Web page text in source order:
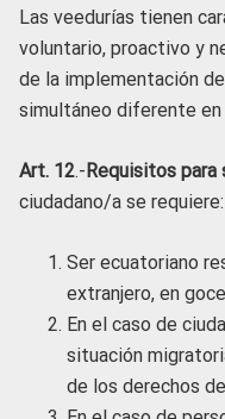
Las veedurías tienen
voluntario, proactivo y
de la implementación
simultáneo diferente
Art. 12.-Requisitos para
ciudadano/a se requiere:
Ser ecuatoriano
extranjero, en
En el caso de
situación
de los derechos